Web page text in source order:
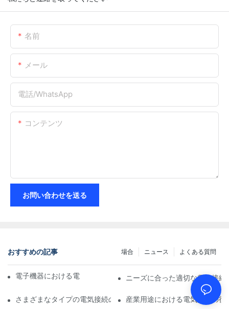
名前
メール
電話/WhatsApp
コンテンツ
お問い合わせを送る
おすすめの記事 よくある質問
ニュース
場合
電子機器における電気接続への技術の影響ニーズに合った適切な電気接続
さまざまなタイプの電気接続の比較分析産業用途における電気接続の役